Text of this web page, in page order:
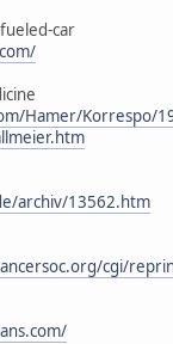
car
Hamer/Korrespo/
archiv/13562.htm
cgi/